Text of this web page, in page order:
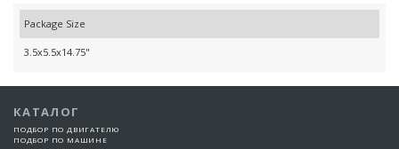
Package Size
3.5x5.5x14.75"
КАТАЛОГ
ПОДБОР ПО ДВИГАТЕЛЮ
ПОДБОР ПО МАШИНЕ